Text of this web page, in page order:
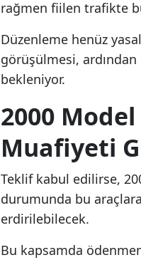
rağmen fiilen trafikte
Düzenleme henüz
görüşülmesi,
bekleniyor.
2000
Muafiyeti
Teklif kabul edilirse,
durumunda bu
erdirilebilecek.
Bu kapsamda